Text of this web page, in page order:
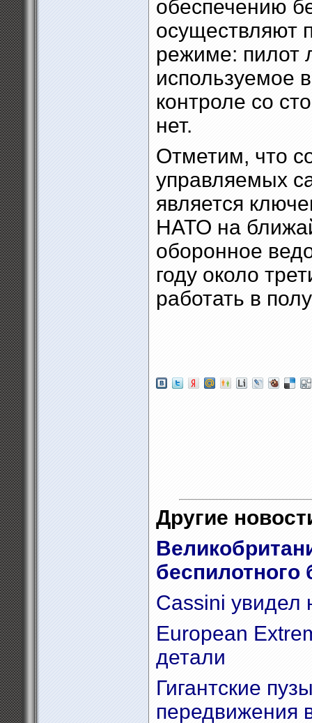
обеспечению
осуществляют
режиме: пилот
используемое
контроле со
нет.
Отметим, что
управляемых
является
НАТО на
оборонное
году около
работать в
Другие
беспилотного
Cassini увидел
European
детали
Гигантские
передвижения